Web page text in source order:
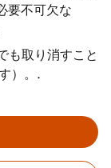
要不可欠な
も取り消すこと
）。 .
ンスでは、応募